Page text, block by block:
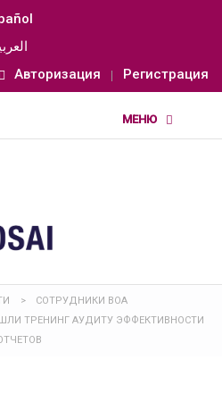
Авторизация Регистрация
>
СОТРУДНИКИ ВОА
ТРЕНИНГ АУДИТУ ЭФФЕКТИВНОСТИ